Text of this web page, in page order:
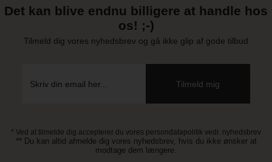
Det kan blive endnu billigere at handle hos
os! ;-)
Tilmeld dig vores nyhedsbrev og gå ikke glip af gode tilbud
* Ved at tilmelde dig accepterer du vores persondatapolitik vedr. nyhedsbrev
** Du kan altid afmelde dig vores nyhedsbrev, hvis du ikke ønsker at
modtage dem længere.